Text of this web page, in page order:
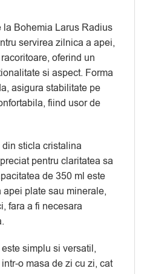
Bohemia Larus Radius
servirea zilnica a apei,
oferind un
si aspect. Forma
asigura stabilitate pe
fiind usor de
sticla cristalina
pentru claritatea sa
de 350 ml este
plate sau minerale,
fara a fi necesara
simplu si versatil,
o masa de zi cu zi, cat